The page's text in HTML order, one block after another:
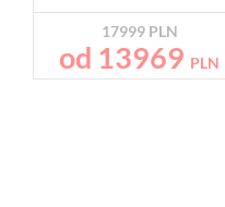
17999 PLN
od 13969 PLN